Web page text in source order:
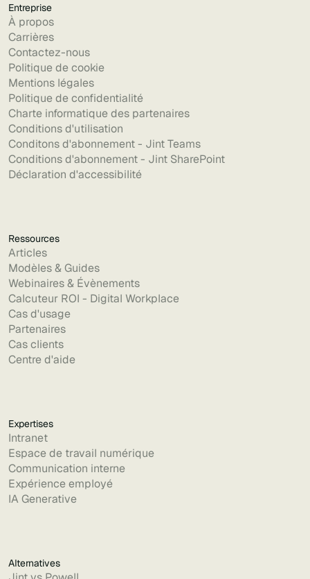
Entreprise
À propos
Carrières
Contactez-nous
Politique de cookie
Mentions légales
Politique de confidentialité
Charte informatique des partenaires
Conditions d'utilisation
Conditons d'abonnement - Jint Teams
Conditions d'abonnement - Jint SharePoint
Déclaration d'accessibilité
Ressources
Articles
Modèles & Guides
Webinaires & Évènements
Calcuteur ROI - Digital Workplace
Cas d'usage
Partenaires
Cas clients
Centre d'aide
Expertises
Intranet
Espace de travail numérique
Communication interne
Expérience employé
IA Generative
Alternatives